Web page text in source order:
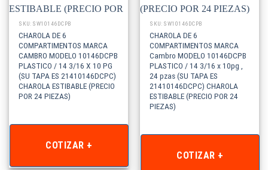
SKU: SW10146DCPB
CHAROLA DE 6
COMPARTIMENTOS MARCA
CAMBRO MODELO 10146DCPB
PLASTICO / 14 3/16 X 10 PG
(SU TAPA ES 21410146DCPC)
CHAROLA ESTIBABLE (PRECIO
POR 24 PIEZAS)
COTIZAR +
SKU: SW10146DCPB
CHAROLA DE 6
COMPARTIMENTOS MARCA
Cambro MODELO 10146DCPB
PLASTICO / 14 3/16 x 10pg ,
24 pzas (SU TAPA ES
21410146DCPC) CHAROLA
ESTIBABLE (PRECIO POR 24
PIEZAS)
COTIZAR +